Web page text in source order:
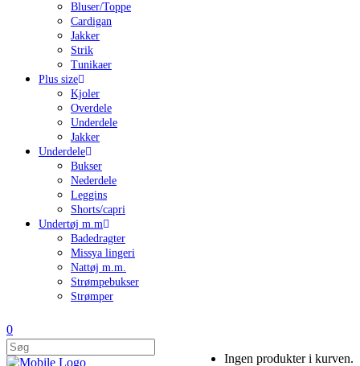
Bluser/Toppe
Cardigan
Jakker
Strik
Tunikaer
Plus size
Kjoler
Overdele
Underdele
Jakker
Underdele
Bukser
Nederdele
Leggins
Shorts/capri
Undertøj m.m
Badedragter
Missya lingeri
Nattøj m.m.
Strømpebukser
Strømper
0
Ingen produkter i kurven.